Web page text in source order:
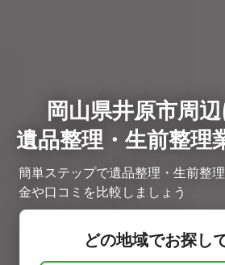
岡山県井原市周
遺品整理・生前整理
簡単ステップで遺品整理・生前整
金や口コミを比較しましょう
どの地域でお探し